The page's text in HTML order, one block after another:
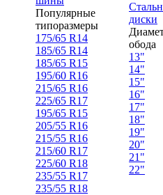
Популярные
типоразмеры
175/65 R14
185/65 R14
185/65 R15
195/60 R16
215/65 R16
225/65 R17
195/65 R15
205/55 R16
215/55 R16
215/60 R17
225/60 R18
235/55 R17
235/55 R18
диски
обода
13"
14"
15"
16"
17"
18"
19"
20"
21"
22"